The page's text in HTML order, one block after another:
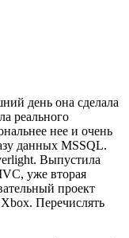
день она сделала
реального
нее и очень
данных MSSQL.
Выпустила
уже вторая
проект
Перечислять